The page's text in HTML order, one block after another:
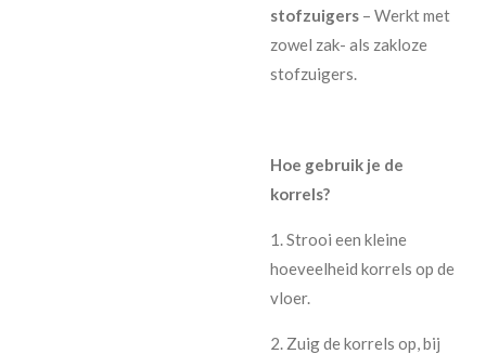
stofzuigers – Werkt met
zowel zak- als zakloze
stofzuigers.
Hoe gebruik je de
korrels?
1.Strooi een kleine
hoeveelheid korrels op de
vloer.
2. Zuig de korrels op, bij